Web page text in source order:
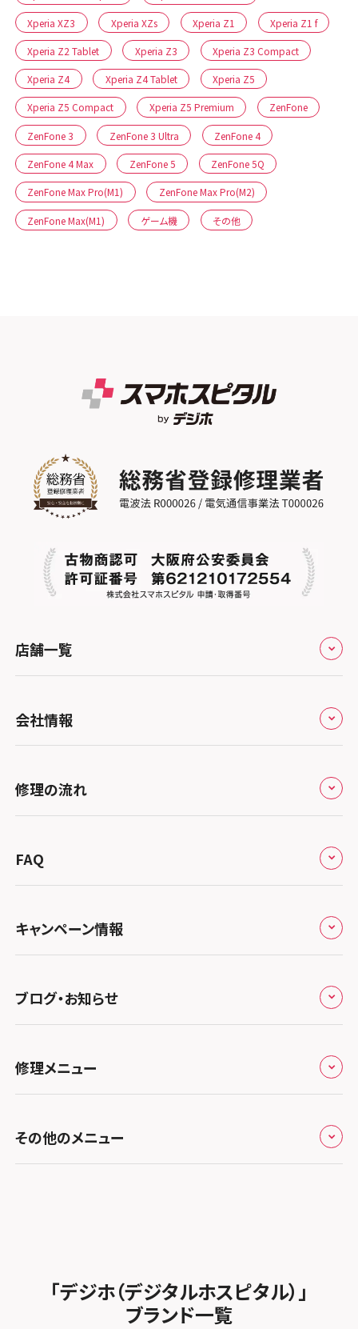
Xperia XZ3 Xperia XZs Xperia Z1 Xperia Z1 f
Xperia Z2 Tablet Xperia Z3 Xperia Z3 Compact
Xperia Z4 Xperia Z4 Tablet Xperia Z5
Xperia Z5 Compact Xperia Z5 Premium ZenFone
ZenFone 3 ZenFone 3 Ultra ZenFone 4
ZenFone 4 Max ZenFone 5 ZenFone 5Q
ZenFone Max Pro(M1) ZenFone Max Pro(M2)
ZenFone Max(M1) ゲーム機 その他
店舗一覧
北海道・東北
スマホスピタル大丸札幌
関東
スマホスピタル宇都宮
スマホスピタル 高崎
スマホスピタル鴻巣
スマホスピタル テルル三芳
スマホスピタル 熊谷
スマホスピタル ゲオデジタルベース川口元郷
スマホスピタル埼玉大宮
スマホスピタル テルル蒲生
スマホスピタル テルル新越谷
スマホスピタル テルル草加花栗
スマホスピタル テルル東川口
スマホスピタル テルル松戸五香
北陸・甲信越
スマホスピタルアル・プラザ小松
スマホスピタル 北陸総合修理センター
スマホスピタル 長野
東海
スマホスピタル岐阜
スマホスピタル 浜松
スマホスピタル静岡パルコ
スマホスピタル 藤枝
スマホスピタル名古屋駅前
スマホスピタル名古屋金山
スマホスピタル 大府
スマホスピタル 西枇杷島
スマホスピタル平和が丘
スマホスピタル春日井勝川
関西
スマホスピタル 大阪梅田
スマホスピタル by デジホ 梅田地下（うめちか）
スマホスピタル京橋
スマホスピタル難波
スマホスピタルイオンタウン茨木太田
スマホスピタル住道オペラパーク
スマホスピタル東大阪ロンモール布施
中国・四国
スマホスピタル岡山駅前
スマホスピタル西条
スマホスピタル by デジホ マークイズ福岡もも
ち
スマホスピタル福岡天神
スマホスピタル熊本下通
スマホスピタル GODOモバイル大分府内町
会社情報
会社概要
総務省登録業者
特定商取引法に関する表記
プライバシーポリシー
郵送修理依頼
修理の流れ
郵送修理の流れ
FAQ
キャンペーン情報
キャンペーン一覧
ブログ・お知らせ
お知らせ
修理メニュー
iPhone修理メニュー
MacBook修理メニュー
その他のメニュー
FCNTスマートフォン修理
「デジホ（デジタルホスピタル）」
ブランド一覧